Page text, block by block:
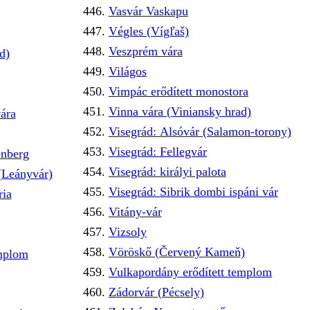
Vasvár Vaskapu
Végles (Vígľaš)
Veszprém vára
Világos
Vimpác erődített monostora
Vinna vára (Viniansky hrad)
Visegrád: Alsóvár (Salamon-torony)
Visegrád: Fellegvár
Visegrád: királyi palota
Visegrád: Sibrik dombi ispáni vár
Vitány-vár
Vizsoly
Vöröskő (Červený Kameň)
Vulkapordány erődített templom
Zádorvár (Pécsely)